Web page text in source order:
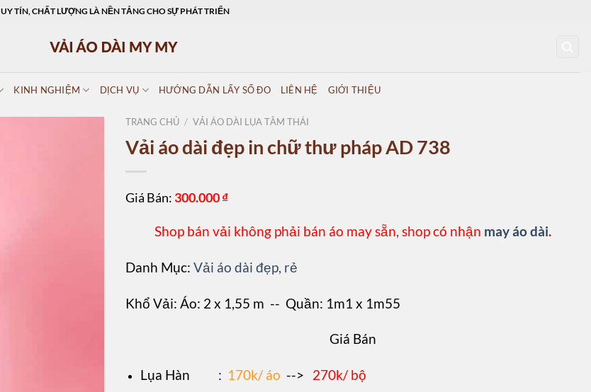
UY TÍN, CHẤT LƯỢNG LÀ NỀN TẢNG CHO SỰ PHÁT TRIỂN
KINH NGHIỆM DỊCH VỤ HƯỚNG DẪN LẤY SỐ ĐO LIÊN HỆ GIỚI THIỆU
TRANG CHỦ / VẢI ÁO DÀI LỤA TẰM THÁI
Vải áo dài đẹp in chữ thư pháp AD 738
Giá Bán: 300.000₫
Shop bán vải không phải bán áo may sẵn, shop có nhận may áo dài.
Danh Mục: Vải áo dài đẹp, rẻ
Khổ Vải: Áo: 2 x 1,55 m -- Quần: 1m1 x 1m55
Giá Bán
Lụa Hàn : 170k/ áo --> 270k/ bộ